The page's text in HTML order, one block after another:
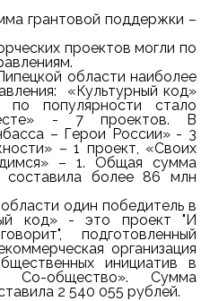
грантовой поддержки –
проектов могли по
области наиболее
«Культурный код»
популярности стало
- 7 проектов. В
– Герои России» - 3
– 1 проект, «Своих
– 1. Общая сумма
составила более 86 млн
один победитель в
код» - это проект "И
подготовленный
организация
инициатив в
Со-общество». Сумма
2 540 055 рублей.